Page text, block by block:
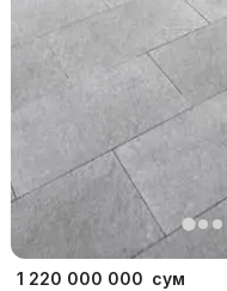
1 220 000 000 сум